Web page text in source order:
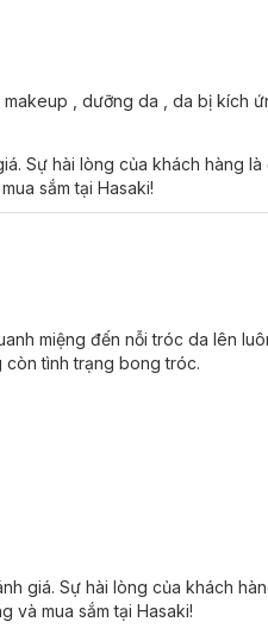
, dưỡng da , da bị kích
Sự hài lòng của khách hàng
sắm tại Hasaki!
miệng đến nỗi tróc da lên
còn tình trạng bong tróc.
giá. Sự hài lòng của khách
và mua sắm tại Hasaki!